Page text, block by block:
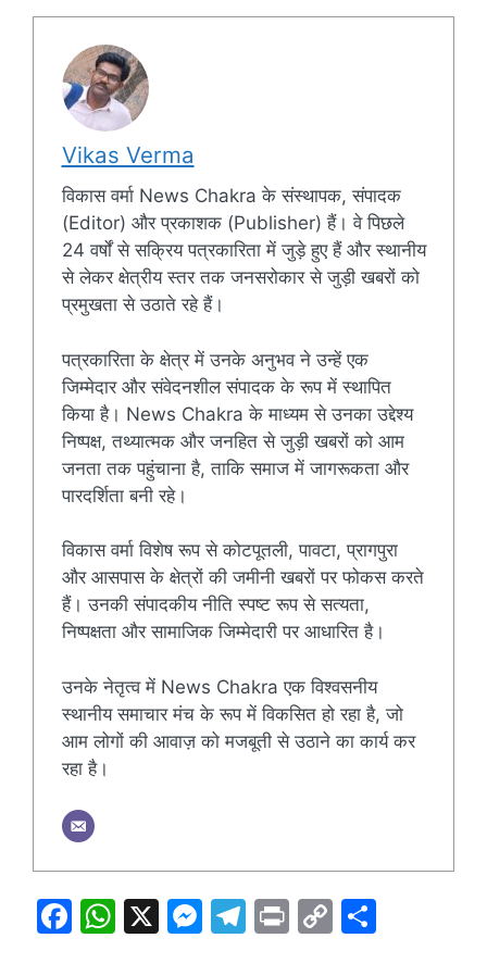
Vikas Verma
विकास वर्मा News Chakra के संस्थापक, संपादक
(Editor) और प्रकाशक (Publisher) हैं। वे पिछले
24 वर्षों से सक्रिय पत्रकारिता में जुड़े हुए हैं और स्थानीय
से लेकर क्षेत्रीय स्तर तक जनसरोकार से जुड़ी खबरों को
प्रमुखता से उठाते रहे हैं।
पत्रकारिता के क्षेत्र में उनके अनुभव ने उन्हें एक
जिम्मेदार और संवेदनशील संपादक के रूप में स्थापित
किया है। News Chakra के माध्यम से उनका उद्देश्य
निष्पक्ष, तथ्यात्मक और जनहित से जुड़ी खबरों को आम
जनता तक पहुंचाना है, ताकि समाज में जागरूकता और
पारदर्शिता बनी रहे।
विकास वर्मा विशेष रूप से कोटपूतली, पावटा, प्रागपुरा
और आसपास के क्षेत्रों की जमीनी खबरों पर फोकस करते
हैं। उनकी संपादकीय नीति स्पष्ट रूप से सत्यता,
निष्पक्षता और सामाजिक जिम्मेदारी पर आधारित है।
उनके नेतृत्व में News Chakra एक विश्वसनीय
स्थानीय समाचार मंच के रूप में विकसित हो रहा है, जो
आम लोगों की आवाज़ को मजबूती से उठाने का कार्य कर
रहा है।
F
W X
M T
Pr C